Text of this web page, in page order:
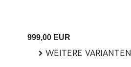
999,00 EUR
WEITERE VARIANTEN